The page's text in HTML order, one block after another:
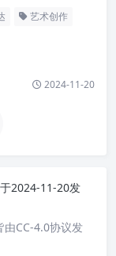
艺术创作
2024-11-20
于2024-11-20发
CC-4.0协议发